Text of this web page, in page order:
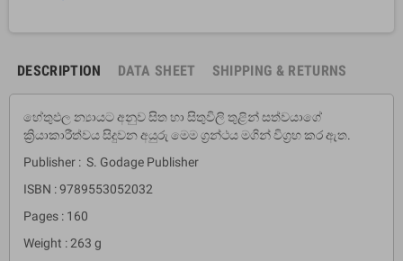
DESCRIPTION DATA SHEET SHIPPING & RETURNS
හේතුඵල න්‍යායට අනුව සිත හා සිතුවිලි තුළින් සත්වයාගේ
ක්‍රියාකාරීත්වය සිදුවන අයුරු මෙම ග්‍රන්ථය මගින් විග්‍රහ කර ඇත.
Publisher : S. Godage Publisher
ISBN : 9789553052032
Pages : 160
Weight : 263 g